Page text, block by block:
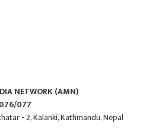
NETWORK (AMN)
077
- 2, Kalanki, Kathmandu, Nepal